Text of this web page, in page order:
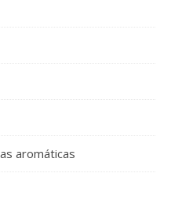
aromáticas